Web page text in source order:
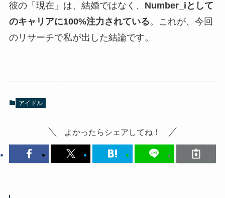
彼の「現在」は、結婚ではなく、 Number_iとして
のキャリアに100%注力されている。これが、今回
のリサーチで私が出した結論です。
アイドル
よかったらシェアしてね！